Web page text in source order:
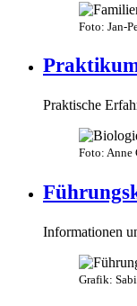
Foto: Jan-
Praktische
Foto: Anne
Informationen
Grafik: